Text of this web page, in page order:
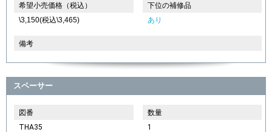
希望小売価格（税込）
\3,150(税込\3,465)
下位の補修品
あり
備考
スペーサー
図番
THA35
数量
1